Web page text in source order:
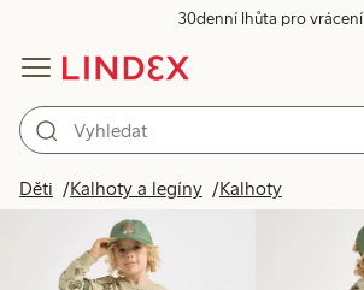
30denní lhůta pro vrácení
Děti Kalhoty a legíny Kalhoty